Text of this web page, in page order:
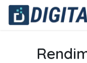
Skip to Content